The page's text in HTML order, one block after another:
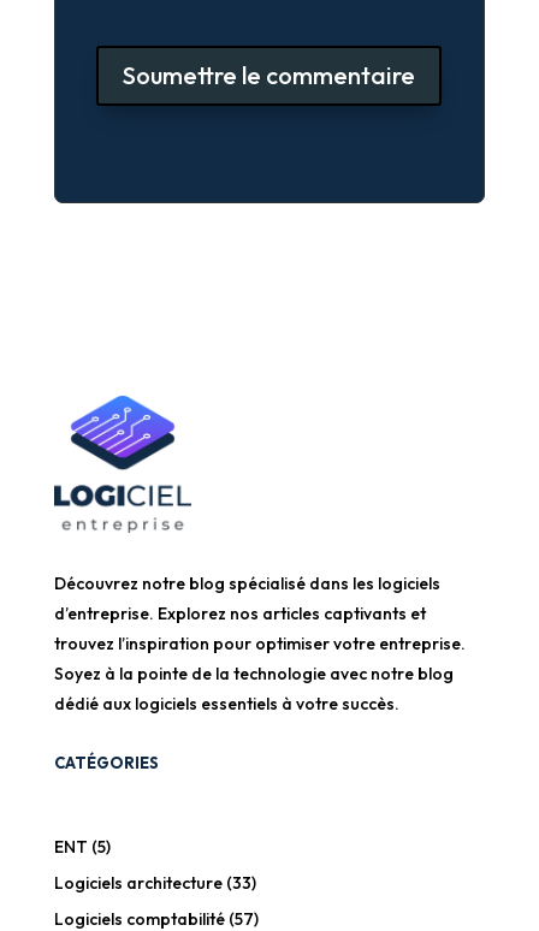
Soumettre le commentaire
Découvrez notre blog spécialisé dans les logiciels
d’entreprise. Explorez nos articles captivants et
trouvez l’inspiration pour optimiser votre entreprise.
Soyez à la pointe de la technologie avec notre blog
dédié aux logiciels essentiels à votre succès.
CATÉGORIES
ENT (5)
Logiciels architecture(33)
Logiciels comptabilité(57)